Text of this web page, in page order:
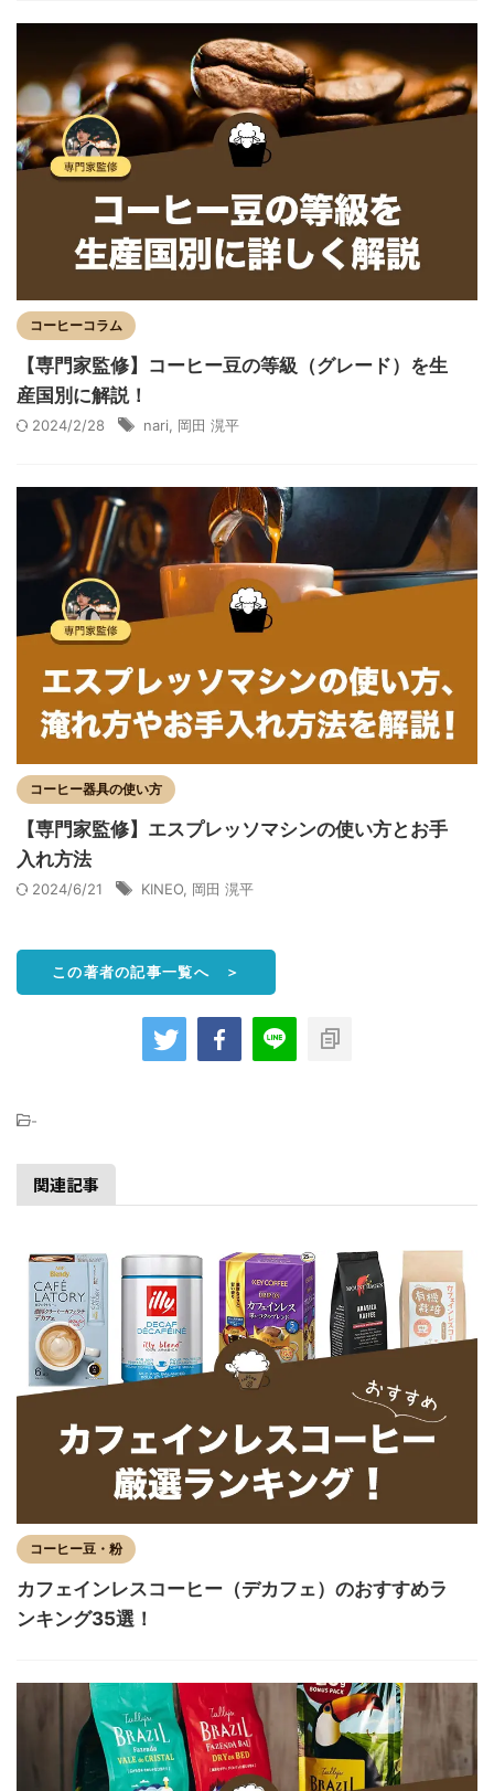
コーヒーコラム
【専門家監修】コーヒー豆の等級（グレード）を生
産国別に解説！
2024/2/28 nari 岡田 滉平
コーヒー器具の使い方
【専門家監修】エスプレッソマシンの使い方とお手
入れ方法
2024/6/21 KINEO 岡田 滉平
この著者の記事一覧へ ＞
-
関連記事
コーヒー豆・粉
カフェインレスコーヒー（デカフェ）のおすすめラ
ンキング35選！